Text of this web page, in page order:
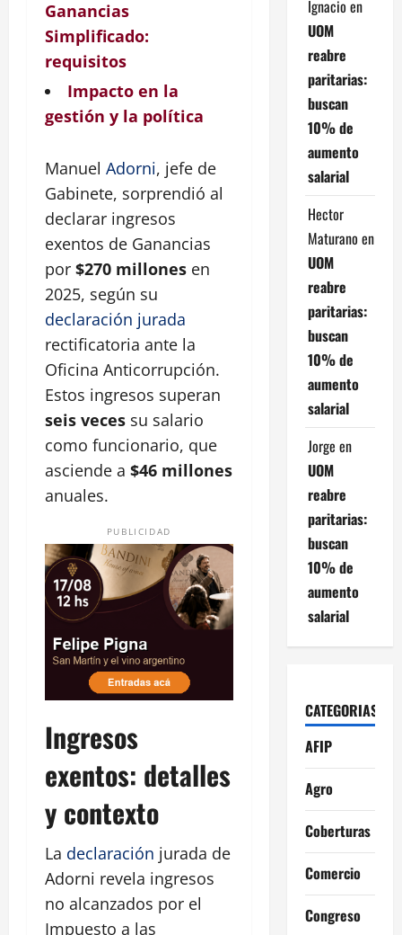
Ganancias
Simplificado:
requisitos
Impacto en la
gestión y la política
Manuel Adorni, jefe de
Gabinete, sorprendió al
declarar ingresos
exentos de Ganancias
por $270 millones en
2025, según su
declaración jurada
rectificatoria ante la
Oficina Anticorrupción.
Estos ingresos superan
seis veces su salario
como funcionario, que
asciende a $46 millones
anuales.
PUBLICIDAD
Ingresos
exentos: detalles
y contexto
La declaración jurada de
Adorni revela ingresos
no alcanzados por el
Impuesto a las
Ignacio en
UOM
reabre
paritarias:
buscan
10% de
aumento
salarial
Hector
Maturano en
UOM
reabre
paritarias:
buscan
10% de
aumento
salarial
Jorge en
UOM
reabre
paritarias:
buscan
10% de
aumento
salarial
CATEGORIAS
AFIP
Agro
Coberturas
Comercio
Congreso